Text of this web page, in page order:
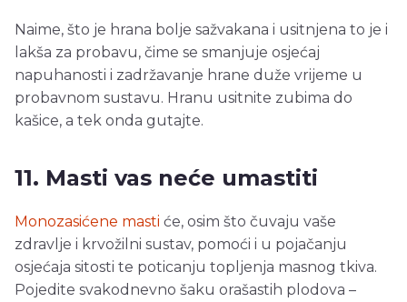
Naime, što je hrana bolje sažvakana i usitnjena to je i
lakša za probavu, čime se smanjuje osjećaj
napuhanosti i zadržavanje hrane duže vrijeme u
probavnom sustavu. Hranu usitnite zubima do
kašice, a tek onda gutajte.
11. Masti vas neće umastiti
Monozasićene masti će, osim što čuvaju vaše
zdravlje i krvožilni sustav, pomoći i u pojačanju
osjećaja sitosti te poticanju topljenja masnog tkiva.
Pojedite svakodnevno šaku orašastih plodova –